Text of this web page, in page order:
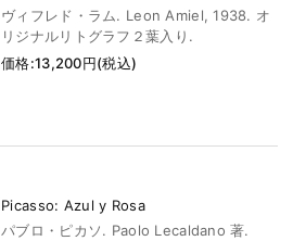
ヴィフレド・ラム. Leon Amiel, 1938. オ
リジナルリトグラフ２葉入り.
価格:13,200円(税込)
Picasso: Azul y Rosa
パブロ・ピカソ. Paolo Lecaldano 著.